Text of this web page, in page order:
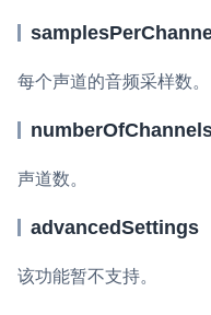
内容审核
程
云市场
拓展 SDK 能力，打造
媒体服务
每个声道的音频采样数。
声道数。
advancedSettings
该功能暂不支持。